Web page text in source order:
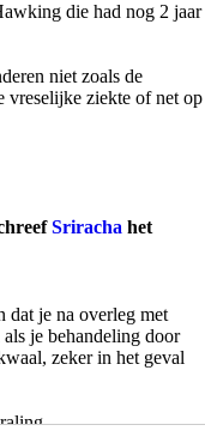
die had nog 2 jaar
niet zoals de
vreselijke ziekte of net op
Sriracha het
dat je na overleg met
je behandeling door
zeker in het geval